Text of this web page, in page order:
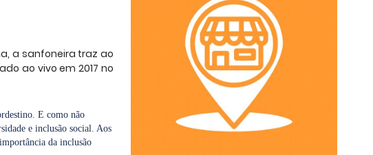
a sanfoneira traz ao
ao vivo em 2017 no
E como não
e inclusão social. Aos
da inclusão